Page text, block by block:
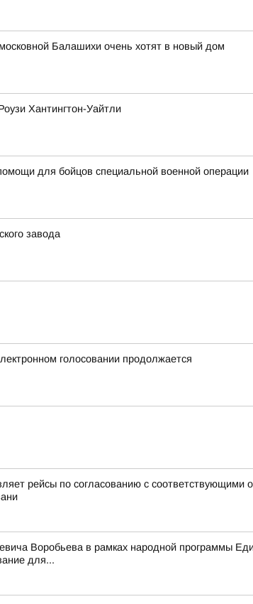
Балашихи очень хотят в новый дом
Хантингтон-Уайтли
для бойцов специальной военной операции
завода
голосовании продолжается
рейсы по согласованию с соответствующими
Воробьева в рамках народной программы
для...